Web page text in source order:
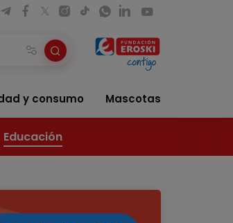
y consumo Mascotas
Educación